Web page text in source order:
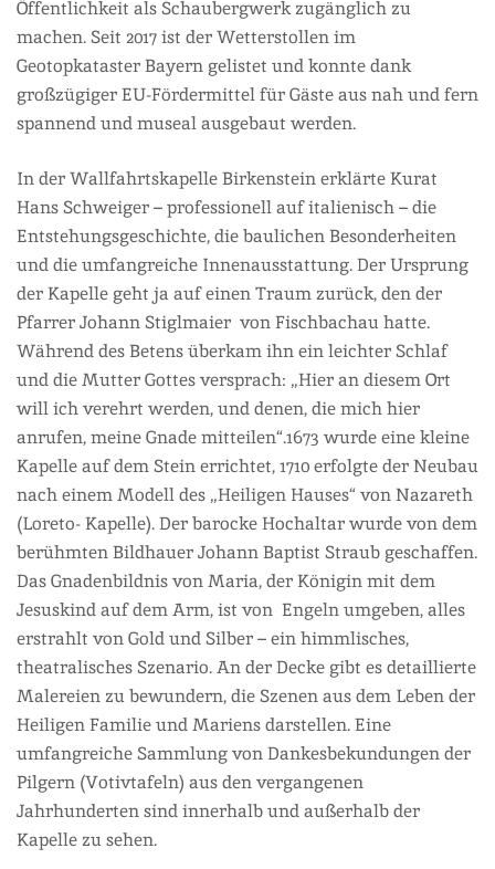
Öffentlichkeit als Schaubergwerk zugänglich zu
machen. Seit 2017 ist der Wetterstollen im
Geotopkataster Bayern gelistet und konnte dank
großzügiger EU-Fördermittel für Gäste aus nah und fern
spannend und museal ausgebaut werden.
In der Wallfahrtskapelle Birkenstein erklärte Kurat
Hans Schweiger – professionell auf italienisch – die
Entstehungsgeschichte, die baulichen Besonderheiten
und die umfangreiche Innenausstattung. Der Ursprung
der Kapelle geht ja auf einen Traum zurück, den der
Pfarrer Johann Stiglmaier von Fischbachau hatte.
Während des Betens überkam ihn ein leichter Schlaf
und die Mutter Gottes versprach: „Hier an diesem Ort
will ich verehrt werden, und denen, die mich hier
anrufen, meine Gnade mitteilen“.1673 wurde eine kleine
Kapelle auf dem Stein errichtet, 1710 erfolgte der Neubau
nach einem Modell des „Heiligen Hauses“ von Nazareth
(Loreto- Kapelle). Der barocke Hochaltar wurde von dem
berühmten Bildhauer Johann Baptist Straub geschaffen.
Das Gnadenbildnis von Maria, der Königin mit dem
Jesuskind auf dem Arm, ist von Engeln umgeben, alles
erstrahlt von Gold und Silber – ein himmlisches,
theatralisches Szenario. An der Decke gibt es detaillierte
Malereien zu bewundern, die Szenen aus dem Leben der
Heiligen Familie und Mariens darstellen. Eine
umfangreiche Sammlung von Dankesbekundungen der
Pilgern (Votivtafeln) aus den vergangenen
Jahrhunderten sind innerhalb und außerhalb der
Kapelle zu sehen.